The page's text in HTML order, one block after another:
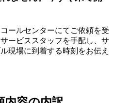
ールセンターにてご依頼を受
ービススタッフを手配し、サ
現場に到着する時刻をお伝え